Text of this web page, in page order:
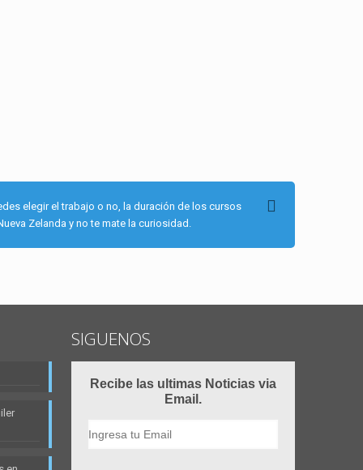
elegir el trabajo o no, la duración de los cursos
Zelanda y no te mate la curiosidad.
SIGUENOS
Recibe las ultimas Noticias via
Email.